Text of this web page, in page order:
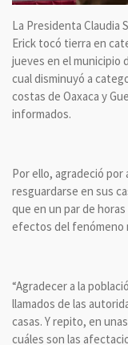
La Presidenta Claudia
Erick tocó tierra en
jueves en el municipio
cual disminuyó a
costas de Oaxaca y
informados.
Por ello, agradeció
resguardarse en sus
que en un par de
efectos del fenómeno
“Agradecer a la
llamados de las
casas. Y repito, en
cuáles son las